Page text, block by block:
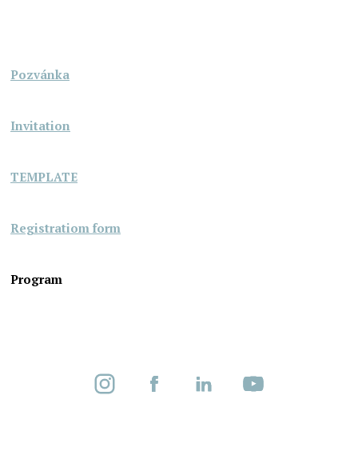
Pozvánka
Invitation
TEMPLATE
Registratiom form
Program